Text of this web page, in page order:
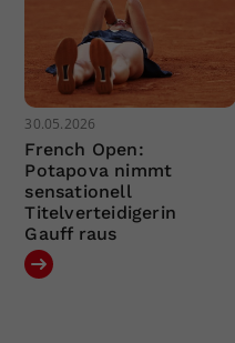
30.05.2026
French Open:
Potapova nimmt
sensationell
Titelverteidigerin
Gauff raus